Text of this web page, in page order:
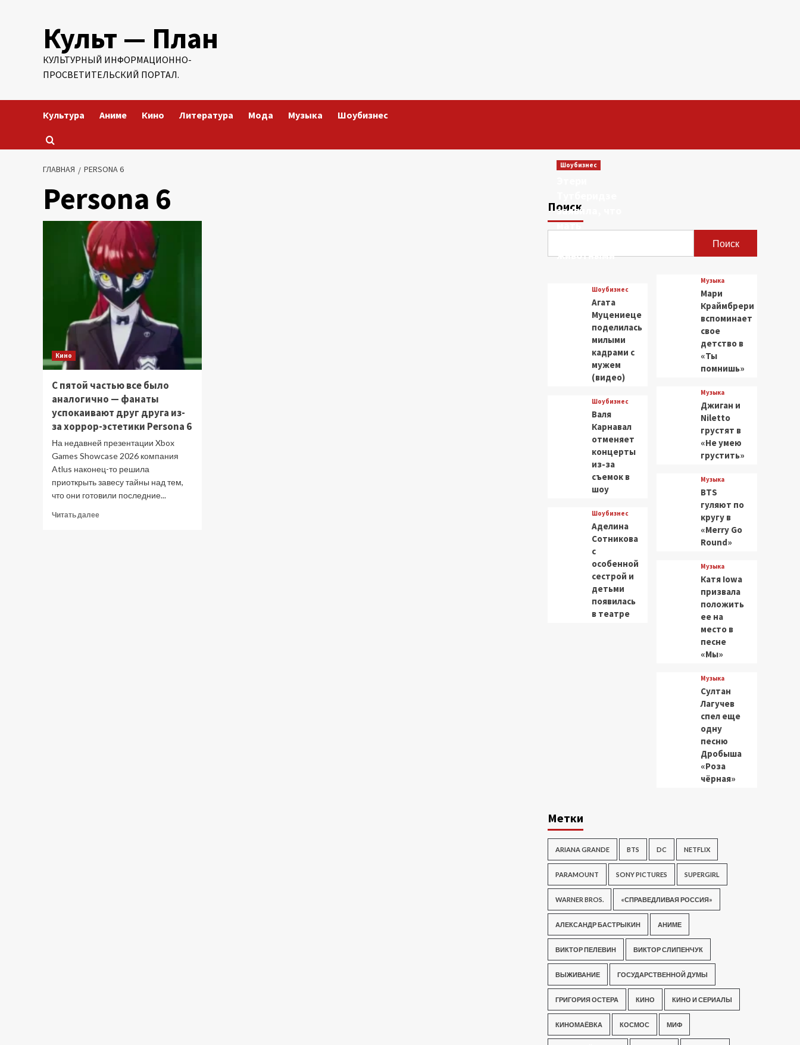
содержимомуКульт — План
КУЛЬТУРНЫЙ ИНФОРМАЦИОННО-
ПРОСВЕТИТЕЛЬСКИЙ ПОРТАЛ.
Культура Аниме Кино Литература Мода Музыка Шоубизнес
ГЛАВНАЯ PERSONA 6
Persona 6
Кино
С пятой частью все было
аналогично — фанаты
успокаивают друг друга из-
за хоррор-эстетики Persona 6
На недавней презентации Xbox
Games Showcase 2026 компания
Atlus наконец-то решила
приоткрыть завесу тайны над тем,
что они готовили последние...
Читать далееПрочитать
Поиск
Поиск
Шоубизнес
заявила, что
мать
животными
Шоубизнес
Агата
Муцениеце
поделилась
милыми
кадрами с
мужем
(видео)
Шоубизнес
Валя
Карнавал
отменяет
концерты
из-за
съемок в
шоу
Шоубизнес
Аделина
Сотникова
с
особенной
сестрой и
детьми
появилась
в театре
Музыка
Мари
Краймбрери
вспоминает
свое
детство в
«Ты
помнишь»
Музыка
Джиган и
Niletto
грустят в
«Не умею
грустить»
Музыка
BTS
гуляют по
кругу в
«Merry Go
Round»
Музыка
Катя Iowa
призвала
положить
ее на
место в
песне
«Мы»
Музыка
Султан
Лагучев
спел еще
одну
песню
Дробыша
«Роза
чёрная»
Метки
ARIANA GRANDE BTS DC NETFLIX
PARAMOUNT SONY PICTURES SUPERGIRL
WARNER BROS. «СПРАВЕДЛИВАЯ РОССИЯ»
АЛЕКСАНДР БАСТРЫКИН АНИМЕ
ВИКТОР ПЕЛЕВИН ВИКТОР СЛИПЕНЧУК
ВЫЖИВАНИЕ ГОСУДАРСТВЕННОЙ ДУМЫ
ГРИГОРИЯ ОСТЕРА КИНО КИНО И СЕРИАЛЫ
КИНОМАЁВКА КОСМОС МИФ